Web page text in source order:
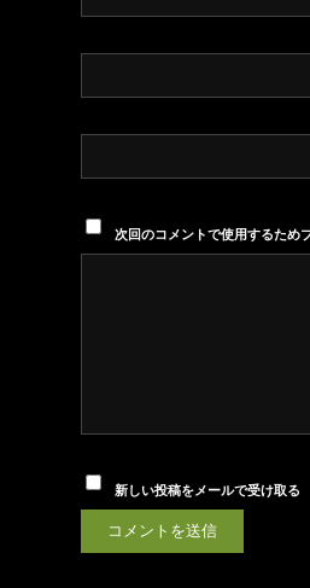
次回のコメントで使用するため
新しい投稿をメールで受け取る